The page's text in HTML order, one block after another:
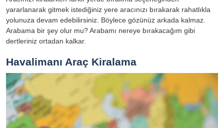
yararlanarak gitmek istediğiniz yere aracınızı bırakarak rahatlıkla
yolunuza devam edebilirsiniz. Böylece gözünüz arkada kalmaz.
Arabama bir şey olur mu? Arabamı nereye bırakacağım gibi
dertleriniz ortadan kalkar.
Havalimanı Araç Kiralama